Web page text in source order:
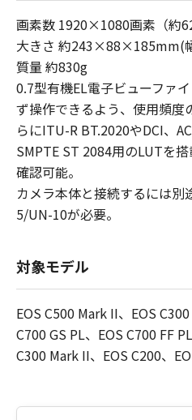
画素数 1920×1080画素（約
大きさ 約243×88×185mm(
質量 約830g
0.7型有機EL電子ビューファ
ず操作できるよう、使用頻度
らにITU-R BT.2020やDCI、
SMPTE ST 2084用のLUTを
確認可能。
カメラ本体と接続するには別
5/UN-10が必要。
対象モデル
EOS C500 Mark II、EOS
C700 GS PL、EOS C700 FF
C300 Mark II、EOS C200、